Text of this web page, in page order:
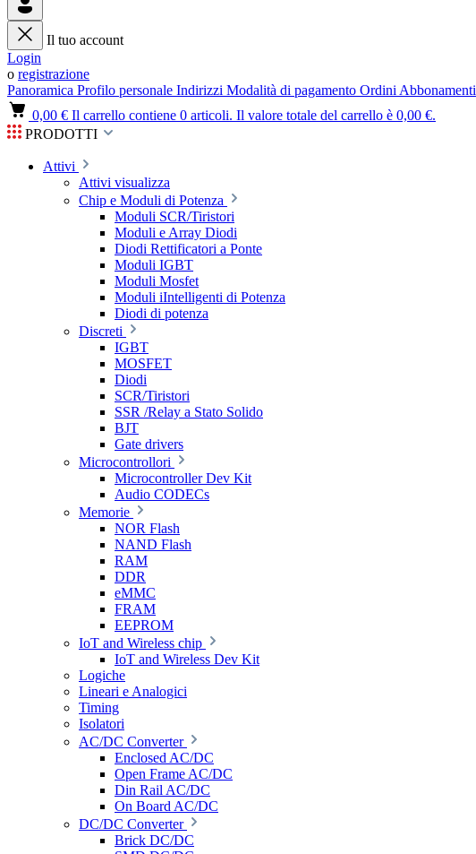
Il tuo account
Login
o registrazione
Panoramica Profilo personale Indirizzi Modalità di pagamento Ordini Abbonamenti
0,00 € Il carrello contiene 0 articoli. Il valore totale del carrello è 0,00 €.
PRODOTTI
Attivi
Attivi visualizza
Chip e Moduli di Potenza
Moduli SCR/Tiristori
Moduli e Array Diodi
Diodi Rettificatori a Ponte
Moduli IGBT
Moduli Mosfet
Moduli iIntelligenti di Potenza
Diodi di potenza
Discreti
IGBT
MOSFET
Diodi
SCR/Tiristori
SSR /Relay a Stato Solido
BJT
Gate drivers
Microcontrollori
Microcontroller Dev Kit
Audio CODECs
Memorie
NOR Flash
NAND Flash
RAM
DDR
eMMC
FRAM
EEPROM
IoT and Wireless chip
IoT and Wireless Dev Kit
Logiche
Lineari e Analogici
Timing
Isolatori
AC/DC Converter
Enclosed AC/DC
Open Frame AC/DC
Din Rail AC/DC
On Board AC/DC
DC/DC Converter
Brick DC/DC